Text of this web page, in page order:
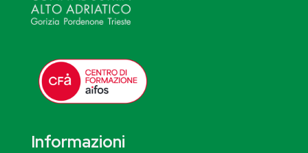
Informazioni